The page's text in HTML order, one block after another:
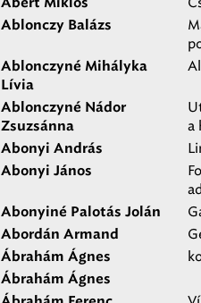
Abért Miklós
Ablonczy Balázs
Ablonczyné Mihályka
Lívia
Ablonczyné Nádor
Zsuzsánna
a
Abonyi András
Abonyi János
Abonyiné Palotás Jolán
Abordán Armand
Ábrahám Ágnes
Ábrahám Ágnes